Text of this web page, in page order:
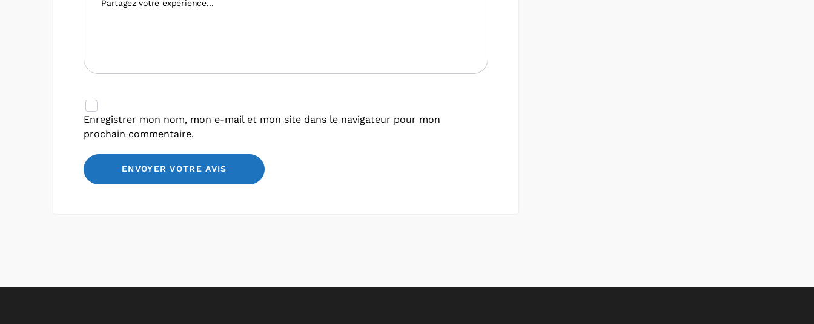
Enregistrer mon nom, mon e-mail et mon site dans le navigateur pour mon
prochain commentaire.